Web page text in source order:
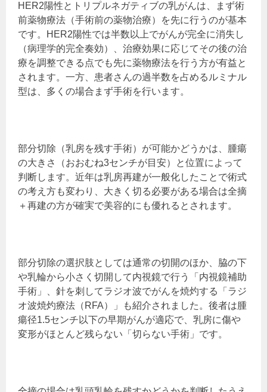
HER2陽性とトリプルネガティブの乳がんは、まず術
前薬物療法（手術前の薬物治療）を先に行うのが基本
です。HER2陽性では半数以上でがんが完全に消失し
（病理学的完全奏効）、治療効果に応じてその後の治
療を調整できる点でも先に薬物療法を行う方が有益と
されます。一方、患者さんの過半数を占めるルミナル
型は、多くの場合まず手術を行います。
部分切除（乳房を残す手術）が可能かどうかは、腫瘍
の大きさ（おおむね3センチが目安）と位置によって
判断します。近年は乳房再建が一般化したことで術式
の考え方も変わり、大きく切る必要がある場合は全摘
＋再建の方が確実で美容的にも優れるとされます。
部分切除の選択肢としては通常の切開のほか、脇の下
や乳輪から小さく切開して内視鏡で行う「内視鏡補助
手術」、針を刺してラジオ波でがんを焼灼する「ラジ
オ波焼灼療法（RFA）」も紹介されました。後者は腫
瘍径1.5センチ以下の早期がんが適応で、乳房に傷や
変形がほとんど残らない「切らない手術」です。